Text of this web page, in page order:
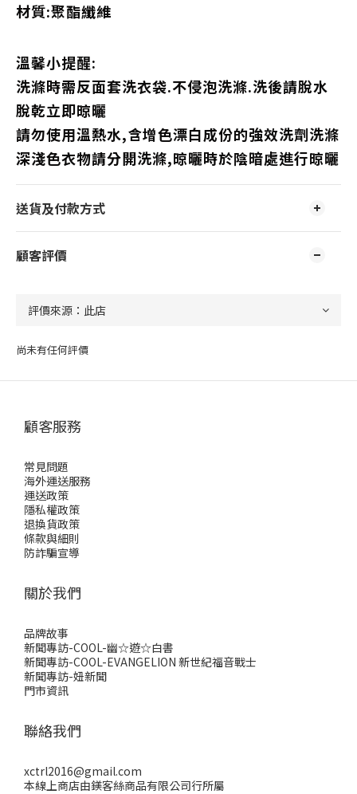
材質:聚酯纖維
溫馨小提醒:
洗滌時需反面套洗衣袋.不侵泡洗滌.洗後請脫水
脫乾立即晾曬
請勿使用溫熱水,含增色漂白成份的強效洗劑洗滌
深淺色衣物請分開洗滌,晾曬時於陰暗處進行晾曬
送貨及付款方式
顧客評價
尚未有任何評價
顧客服務
常見問題
海外運送服務
運送政策
隱私權政策
退換貨政策
條款與細則
防詐騙宣導
關於我們
品牌故事
新聞專訪-COOL-幽☆遊☆白書
新聞專訪-COOL-EVANGELION 新世紀福音戰士
新聞專訪-妞新聞
門市資訊
聯絡我們
xctrl2016@gmail.com
本線上商店由鎂客絲商品有限公司行所屬